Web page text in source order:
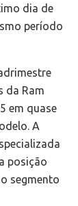
dia de
período
da Ram
em quase
A
posição
segmento